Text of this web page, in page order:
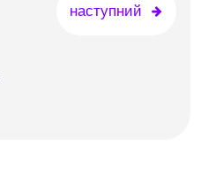
наступний